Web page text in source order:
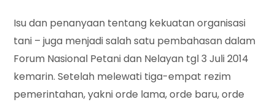
Isu dan penanyaan tentang kekuatan organisasi
tani – juga menjadi salah satu pembahasan dalam
Forum Nasional Petani dan Nelayan tgl 3 Juli 2014
kemarin. Setelah melewati tiga-empat rezim
pemerintahan, yakni orde lama, orde baru, orde